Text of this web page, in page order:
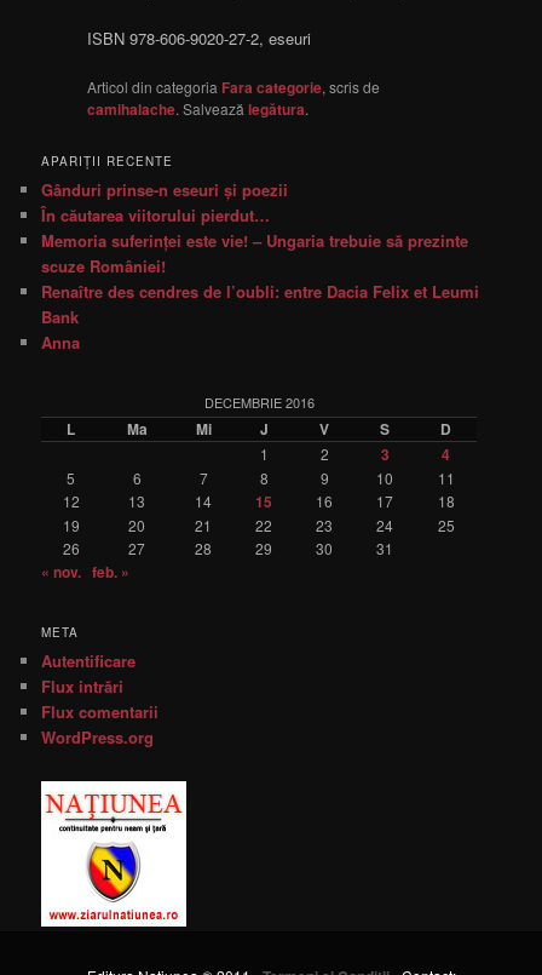
ISBN 978-606-9020-27-2, eseuri
Articol din categoria Fara categorie, scris de
camihalache. Salveazălegătura.
APARIŢII RECENTE
Gânduri prinse-n eseuri şi poezii
În căutarea viitorului pierdut…
Memoria suferinţei este vie! – Ungaria trebuie să prezinte
scuze României!
Renaître des cendres de l’oubli: entre Dacia Felix et Leumi
Bank
Anna
DECEMBRIE 2016
L Ma Mi J V S D
1 2 3 4
5 6 7 8 9 10
11
12
13 14 15 16 17
18
19
20 21 22 23 24
25
26
27 28 29 30 31
« nov. feb. »
META
Autentificare
Flux intrări
Flux comentarii
WordPress.org